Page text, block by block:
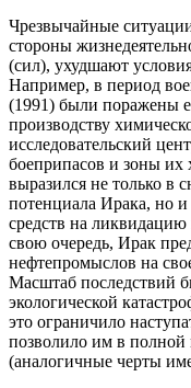
Чрезвычайные
стороны
(сил), ухудшают
Например, в период
(1991) были поражены
производству
исследовательский
боеприпасов и зоны их
выразился не только
потенциала Ирака, но и
средств на
свою очередь, Ирак
нефтепромыслов на
Масштаб последствий
экологической
это ограничило
позволило им в полной
(аналогичные черты